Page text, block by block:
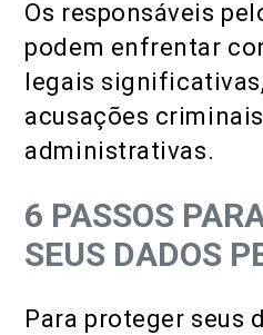
Os responsáveis
podem enfrentar
legais
acusações
administrativas.
6 PASSOS
SEUS DADOS
Para proteger seus